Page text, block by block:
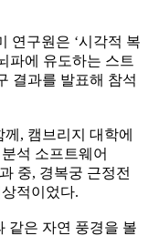
연구원은 ‘시각적 복
파에 유도하는 스트
결과를 발표해 참석
, 캠브리지 대학에
석 소프트웨어
중, 경복궁 근정전
적이었다.
같은 자연 풍경을 볼